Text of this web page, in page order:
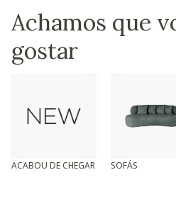
Achamos que
gostar
ACABOU DE CHEGAR SOFÁS